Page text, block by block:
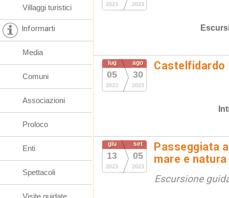
2023 2023
lug
05
2023
ago
30
2023
Castelfidardo
giu
13
2023
set
05
2023
Passeggiata
mare e natura
Escursione
Villaggi turistici
Informarti
Media
Comuni
Associazioni
Proloco
Enti
Spettacoli
Visite guidate